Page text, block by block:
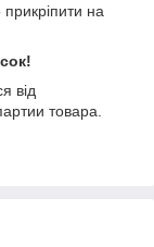
на
від
товара.